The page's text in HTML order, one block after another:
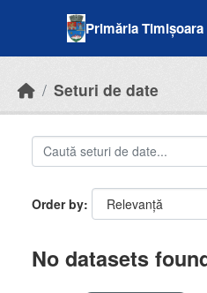
Primăria Timișoara
Seturi de date
Order by
No datasets